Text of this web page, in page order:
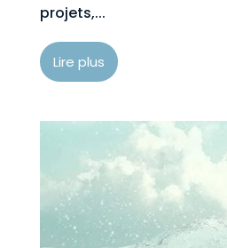
projets,...
Lire plus